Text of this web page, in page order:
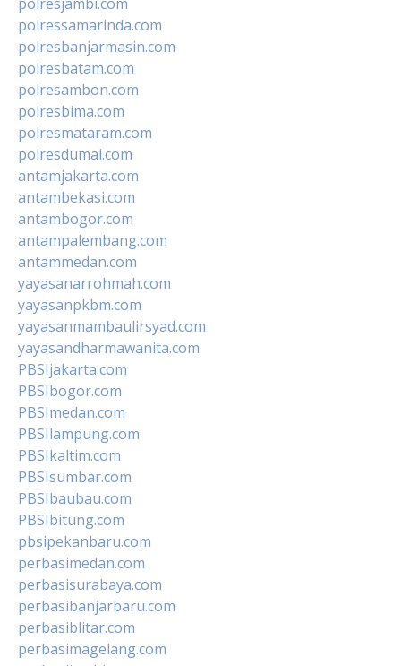
polressamarinda.com
polresbanjarmasin.com
polresbatam.com
polresambon.com
polresbima.com
polresmataram.com
polresdumai.com
antamjakarta.com
antambekasi.com
antambogor.com
antampalembang.com
antammedan.com
yayasanarrohmah.com
yayasanpkbm.com
yayasanmambaulirsyad.com
yayasandharmawanita.com
PBSIjakarta.com
PBSIbogor.com
PBSImedan.com
PBSIlampung.com
PBSIkaltim.com
PBSIsumbar.com
PBSIbaubau.com
PBSIbitung.com
pbsipekanbaru.com
perbasimedan.com
perbasisurabaya.com
perbasibanjarbaru.com
perbasiblitar.com
perbasimagelang.com